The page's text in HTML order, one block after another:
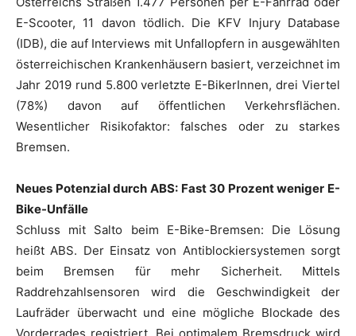
E-Scooter, 11 davon tödlich. Die KFV Injury Database
(IDB), die auf Interviews mit Unfallopfern in ausgewählten
österreichischen Krankenhäusern basiert, verzeichnet im
Jahr 2019 rund 5.800 verletzte E-BikerInnen, drei Viertel
(78%) davon auf öffentlichen Verkehrsflächen.
Wesentlicher Risikofaktor: falsches oder zu starkes
Bremsen.
Neues Potenzial durch ABS: Fast 30 Prozent weniger E-
Bike-Unfälle
Schluss mit Salto beim E-Bike-Bremsen: Die Lösung
heißt ABS. Der Einsatz von Antiblockiersystemen sorgt
beim Bremsen für mehr Sicherheit. Mittels
Raddrehzahlsensoren wird die Geschwindigkeit der
Laufräder überwacht und eine mögliche Blockade des